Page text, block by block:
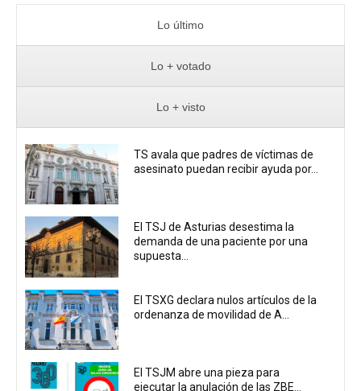
Lo último
Lo + votado
Lo + visto
TS avala que padres de víctimas de
asesinato puedan recibir ayuda por...
El TSJ de Asturias desestima la
demanda de una paciente por una
supuesta...
El TSXG declara nulos artículos de la
ordenanza de movilidad de A...
El TSJM abre una pieza para
ejecutar la anulación de las ZBE...